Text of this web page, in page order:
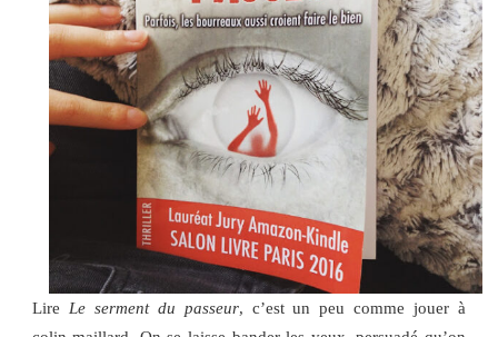
Lire Le serment du passeur, c’est un peu comme jouer à